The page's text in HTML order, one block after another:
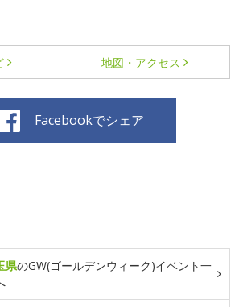
地図・アクセス
Facebookでシェア
県のGW(ゴールデンウィーク)イベント一